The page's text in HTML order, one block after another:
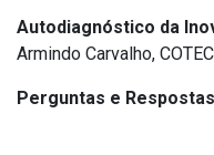
Autodiagnóstico da
Armindo Carvalho,
Perguntas e Respostas